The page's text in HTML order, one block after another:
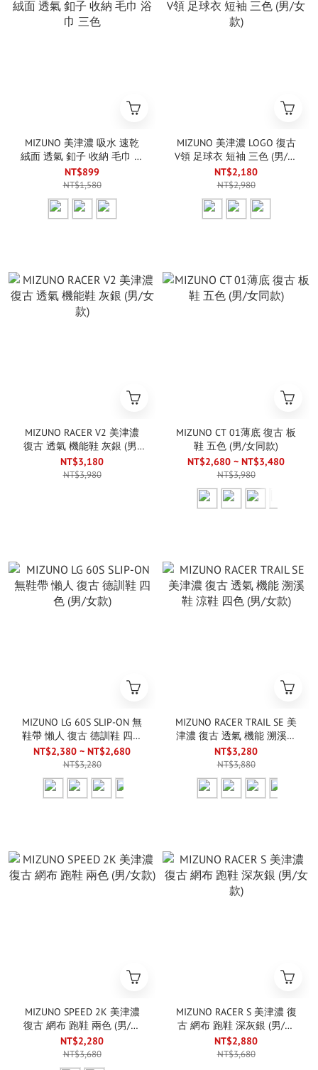
MIZUNO 美津濃 吸水 速乾
絨面 透氣 釦子 收納 毛巾 浴
巾 三色
NT$899
NT$1,580
MIZUNO 美津濃 LOGO 復古
V領 足球衣 短袖 三色 (男/女
款)
NT$2,180
NT$2,980
MIZUNO RACER V2 美津濃
復古 透氣 機能鞋 灰銀 (男/
女款)
NT$3,180
NT$3,980
MIZUNO CT 01薄底 復古 板
鞋 五色 (男/女同款)
NT$2,680 ~ NT$3,480
NT$3,980
MIZUNO LG 60S SLIP-ON 無
鞋帶 懶人 復古 德訓鞋 四色
(男/女款)
NT$2,380 ~ NT$2,680
NT$3,280
MIZUNO RACER TRAIL SE 美
津濃 復古 透氣 機能 溯溪鞋
涼鞋 四色 (男/女款)
NT$3,280
NT$3,880
MIZUNO SPEED 2K 美津濃
復古 網布 跑鞋 兩色 (男/女
款)
NT$2,280
NT$3,680
MIZUNO RACER S 美津濃 復
古 網布 跑鞋 深灰銀 (男/女
款)
NT$2,880
NT$3,680